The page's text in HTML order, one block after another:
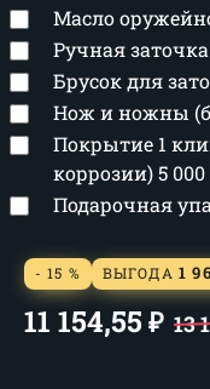
Масло
Ручная
Брусок для
Нож и ножны
Покрытие 1
коррозии)5 000
Подарочная
- 15 % ВЫГОДА 1
11 154,55 ₽ 13